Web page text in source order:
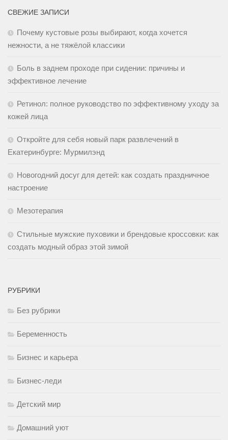
СВЕЖИЕ ЗАПИСИ
Почему кустовые розы выбирают, когда хочется
нежности, а не тяжёлой классики
Боль в заднем проходе при сидении: причины и
эффективное лечение
Ретинол: полное руководство по эффективному уходу за
кожей лица
Откройте для себя новый парк развлечений в
Екатеринбурге: Мурмилэнд
Новогодний досуг для детей: как создать праздничное
настроение
Мезотерапия
Стильные мужские пуховики и брендовые кроссовки: как
создать модный образ этой зимой
РУБРИКИ
Без рубрики
Беременность
Бизнес и карьера
Бизнес-леди
Детский мир
Домашний уют